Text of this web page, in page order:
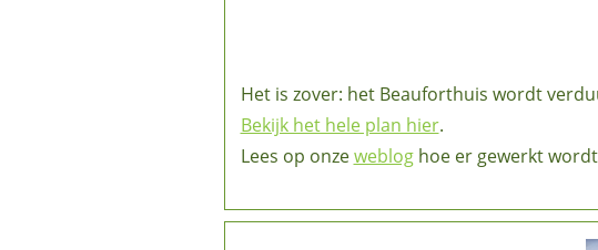
Het is zover: het Beauforthuis wordt
Bekijk het hele plan hier.
Lees op onzewebloghoe er gewerkt